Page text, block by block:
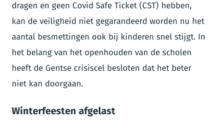
dragen en geen Covid Safe Ticket (CST) hebben,
kan de veiligheid niet gegarandeerd worden nu het
aantal besmettingen ook bij kinderen snel stijgt. In
het belang van het openhouden van de scholen
heeft de Gentse crisiscel besloten dat het beter
niet kan doorgaan.
Winterfeesten afgelast